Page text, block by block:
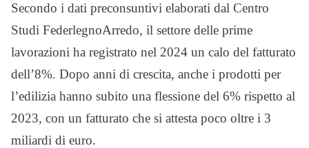
Secondo i dati preconsuntivi elaborati dal Centro
Studi FederlegnoArredo, il settore delle prime
lavorazioni ha registrato nel 2024 un calo del fatturato
dell’8%. Dopo anni di crescita, anche i prodotti per
l’edilizia hanno subito una flessione del 6% rispetto al
2023, con un fatturato che si attesta poco oltre i 3
miliardi di euro.